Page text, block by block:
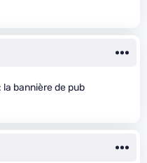
la bannière de pub